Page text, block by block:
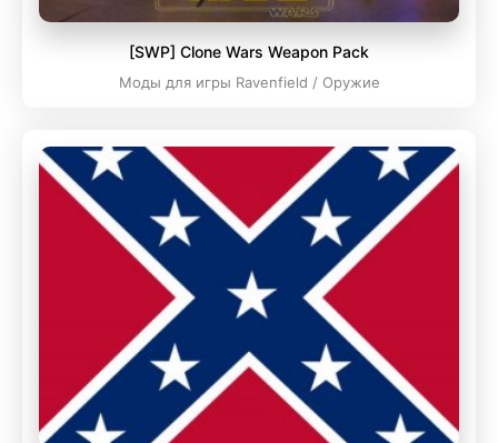
[SWP] Clone Wars Weapon Pack
Моды для игры Ravenfield / Оружие